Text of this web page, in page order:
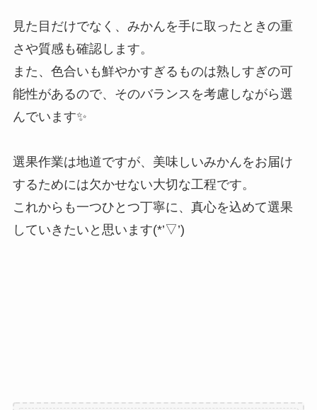
見た目だけでなく、みかんを手に取ったときの重
さや質感も確認します。
また、色合いも鮮やかすぎるものは熟しすぎの可
能性があるので、そのバランスを考慮しながら選
んでいます✨
選果作業は地道ですが、美味しいみかんをお届け
するためには欠かせない大切な工程です。
これからも一つひとつ丁寧に、真心を込めて選果
していきたいと思います(*’▽’)